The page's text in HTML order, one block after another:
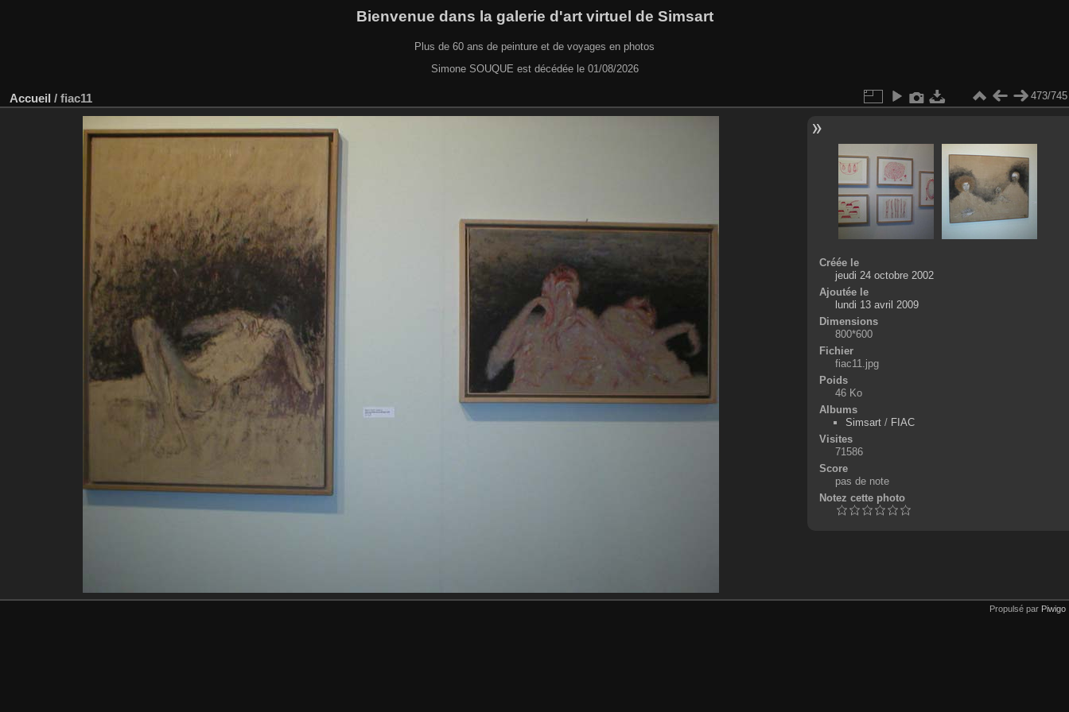
Bienvenue dans la galerie d'art virtuel de Simsart
Plus de 60 ans de peinture et de voyages en photos
Simone SOUQUE est décédée le 01/08/2026
Accueil / fiac11 473/745
Créée le
jeudi 24 octobre 2002
Ajoutée le
lundi 13 avril 2009
Dimensions
800*600
Fichier
fiac11.jpg
Poids
46 Ko
Albums
Simsart/ FIAC
Visites
71586
Score
pas de note
Notez cette photo
Propulsé par Piwigo